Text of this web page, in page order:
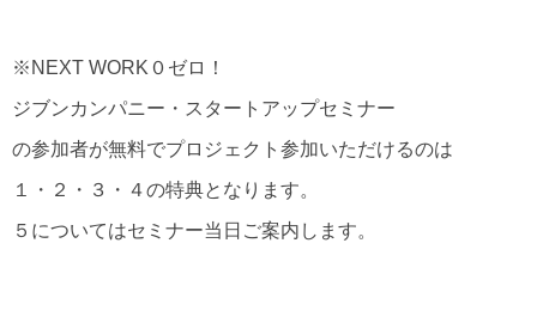
※NEXT WORK０ゼロ！
ジブンカンパニー・スタートアップセミナー
の参加者が無料でプロジェクト参加いただけるのは
１・２・３・４の特典となります。
５についてはセミナー当日ご案内します。